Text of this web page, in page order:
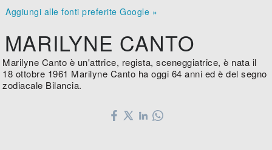
Aggiungi alle fonti preferite Google »
MARILYNE CANTO
Marilyne Canto è un'attrice, regista, sceneggiatrice, è nata il
18 ottobre 1961 Marilyne Canto ha oggi 64 anni ed è del segno
zodiacale Bilancia.